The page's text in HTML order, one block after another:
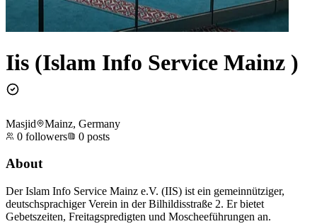
Iis (Islam Info Service Mainz )
Masjid
Mainz, Germany
0 followers 0 posts
About
Der Islam Info Service Mainz e.V. (IIS) ist ein gemeinnütziger,
deutschsprachiger Verein in der Bilhildisstraße 2. Er bietet
Gebetszeiten, Freitagspredigten und Moscheeführungen an.